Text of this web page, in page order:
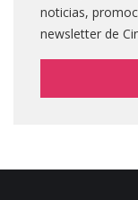
noticias,
newsletter de